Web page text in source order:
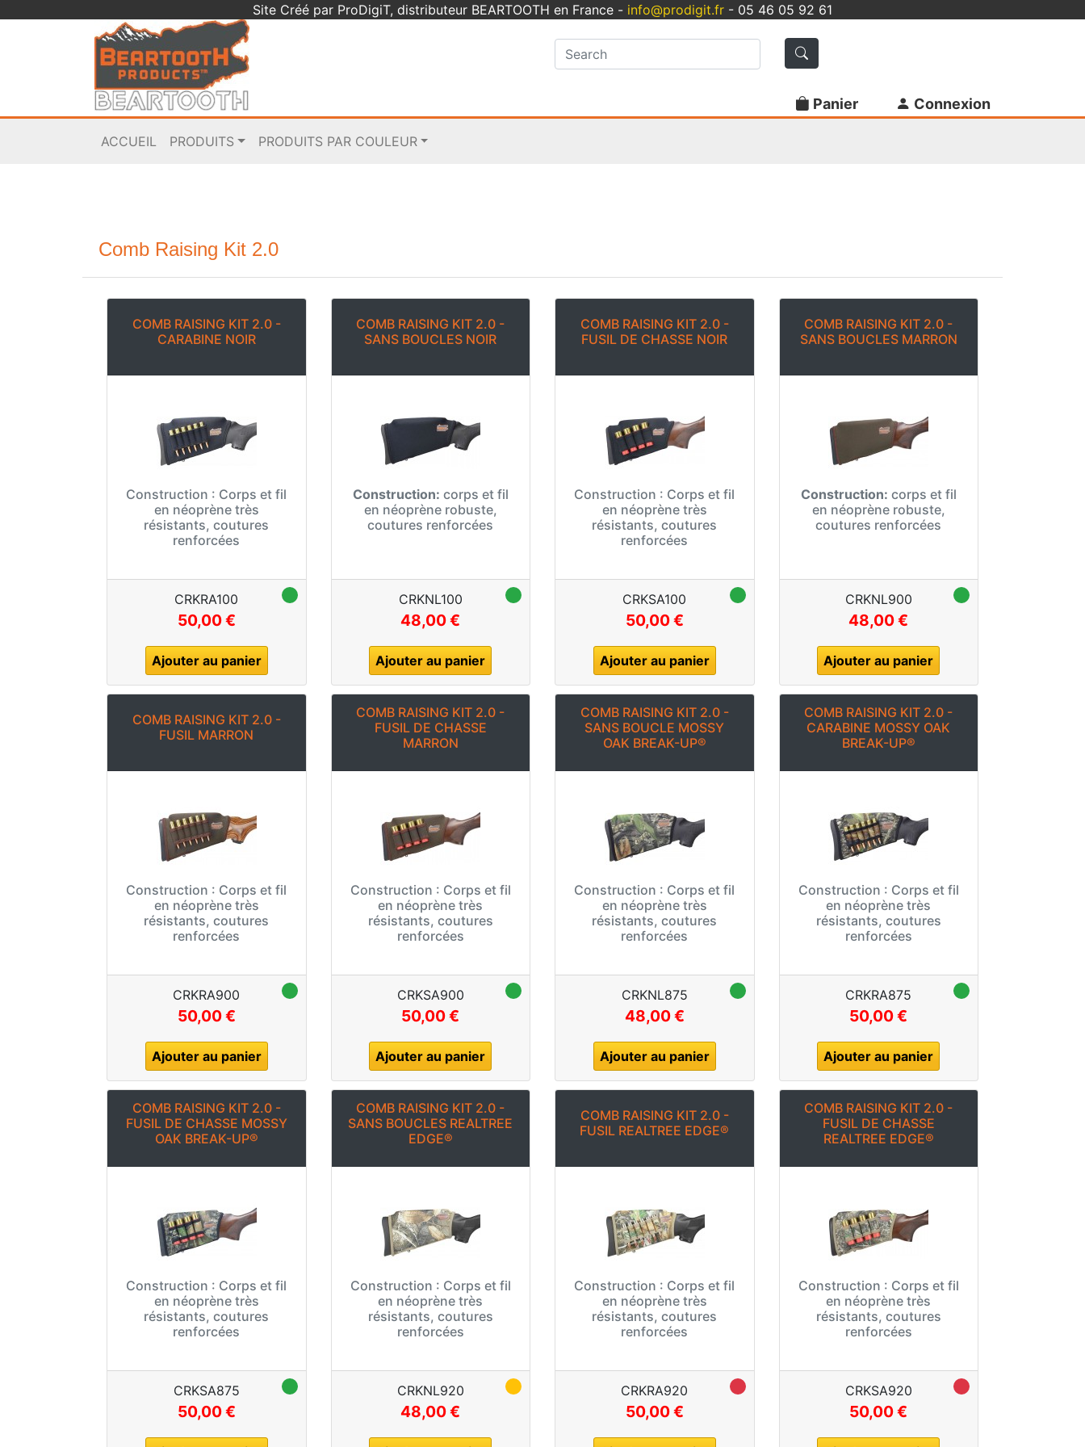
Site Créé par ProDigiT, distributeur BEARTOOTH en France - info@prodigit.fr - 05 46 05 92 61
Panier Connexion
ACCUEIL PRODUITS PRODUITS PAR COULEUR
Comb Raising Kit 2.0
COMB RAISING KIT 2.0 -
CARABINE NOIR
Construction : Corps et fil
en néoprène très
résistants, coutures
renforcées
CRKRA100
50,00 €
Ajouter au panier
COMB RAISING KIT 2.0 -
SANS BOUCLES NOIR
Construction: corps et fil
en néoprène robuste,
coutures renforcées
CRKNL100
48,00 €
Ajouter au panier
COMB RAISING KIT 2.0 -
FUSIL DE CHASSE NOIR
Construction : Corps et fil
en néoprène très
résistants, coutures
renforcées
CRKSA100
50,00 €
Ajouter au panier
COMB RAISING KIT 2.0 -
SANS BOUCLES MARRON
Construction: corps et fil
en néoprène robuste,
coutures renforcées
CRKNL900
48,00 €
Ajouter au panier
COMB RAISING KIT 2.0 -
FUSIL MARRON
Construction : Corps et fil
en néoprène très
résistants, coutures
renforcées
CRKRA900
50,00 €
Ajouter au panier
COMB RAISING KIT 2.0 -
FUSIL DE CHASSE
MARRON
Construction : Corps et fil
en néoprène très
résistants, coutures
renforcées
CRKSA900
50,00 €
Ajouter au panier
COMB RAISING KIT 2.0 -
SANS BOUCLE MOSSY
OAK BREAK-UP®
Construction : Corps et fil
en néoprène très
résistants, coutures
renforcées
CRKNL875
48,00 €
Ajouter au panier
COMB RAISING KIT 2.0 -
CARABINE MOSSY OAK
BREAK-UP®
Construction : Corps et fil
en néoprène très
résistants, coutures
renforcées
CRKRA875
50,00 €
Ajouter au panier
COMB RAISING KIT 2.0 -
FUSIL DE CHASSE MOSSY
OAK BREAK-UP®
Construction : Corps et fil
en néoprène très
résistants, coutures
renforcées
CRKSA875
50,00 €
COMB RAISING KIT 2.0 -
SANS BOUCLES REALTREE
EDGE®
Construction : Corps et fil
en néoprène très
résistants, coutures
renforcées
CRKNL920
48,00 €
COMB RAISING KIT 2.0 -
FUSIL REALTREE EDGE®
Construction : Corps et fil
en néoprène très
résistants, coutures
renforcées
CRKRA920
50,00 €
COMB RAISING KIT 2.0 -
FUSIL DE CHASSE
REALTREE EDGE®
Construction : Corps et fil
en néoprène très
résistants, coutures
renforcées
CRKSA920
50,00 €